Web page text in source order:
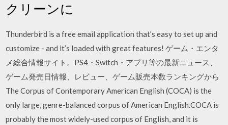
クリーンに
Thunderbird is a free email application that’s easy to set up and
customize - and it’s loaded with great features! ゲーム・エンタ
メ総合情報サイト。PS4・Switch・アプリ等の最新ニュース、
ゲーム発売日情報、レビュー、ゲーム販売本数ランキングから
The Corpus of Contemporary American English (COCA) is the
only large, genre-balanced corpus of American English.COCA is
probably the most widely-used corpus of English, and it is